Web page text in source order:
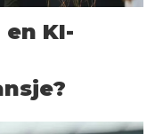
KI-